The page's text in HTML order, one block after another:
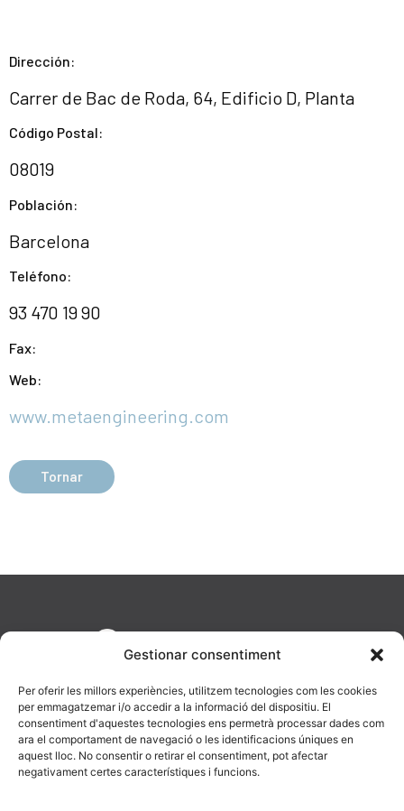
Gestionar consentiment
Per oferir les millors experiències, utilitzem tecnologies com les cookies
per emmagatzemar i/o accedir a la informació del dispositiu. El
consentiment d'aquestes tecnologies ens permetrà processar dades com
ara el comportament de navegació o les identificacions úniques en
aquest lloc. No consentir o retirar el consentiment, pot afectar
negativament certes característiques i funcions.
Dirección:
Carrer de Bac de Roda, 64, Edificio D, Planta
Código Postal:
08019
Población:
Barcelona
Teléfono:
93 470 19 90
Fax:
Web:
www.metaengineering.com
Tornar
AV. Diagonal, 477, 08036 Barcelona